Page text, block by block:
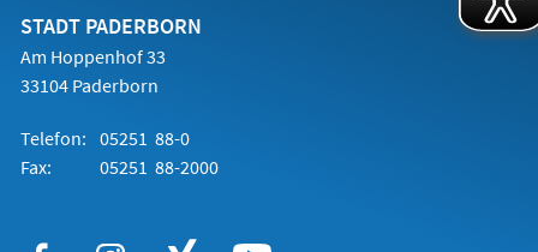
STADT PADERBORN
Am Hoppenhof 33
33104 Paderborn
Telefon: 05251 88-0
Fax:
05251 88-2000